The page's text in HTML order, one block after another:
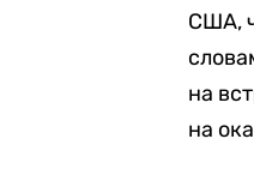
США,
на
на